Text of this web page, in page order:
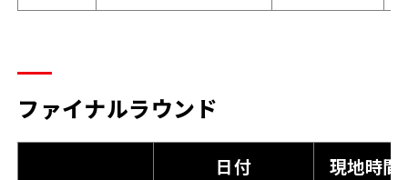
ファイナルラウンド
日付
現地時間